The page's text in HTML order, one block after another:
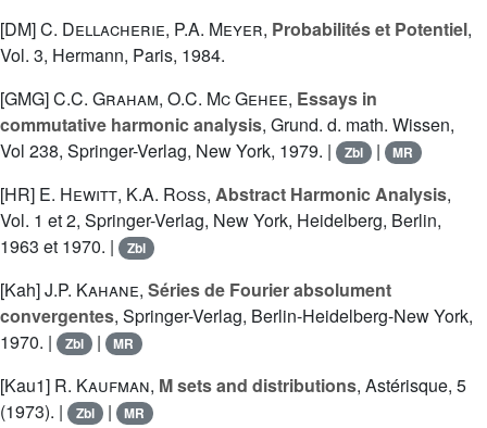
[DM]C. Dellacherie, P.A. Meyer, Probabilités et Potentiel,
Vol. 3, Hermann, Paris, 1984.
[GMG]C.C. Graham, O.C. Mc Gehee, Essays in
commutative harmonic analysis, Grund. d. math. Wissen,
Vol 238, Springer-Verlag, New York, 1979. |
Zbl | MR
[HR] E. Hewitt, K.A. Ross, Abstract Harmonic Analysis,
Vol. 1 et 2, Springer-Verlag, New York, Heidelberg, Berlin,
1963 et 1970. |
Zbl
[Kah]J.P. Kahane, Séries de Fourier absolument
convergentes, Springer-Verlag, Berlin-Heidelberg-New York,
1970. |
Zbl | MR
[Kau1] R. Kaufman, M sets and distributions, Astérisque, 5
(1973). |
Zbl | MR